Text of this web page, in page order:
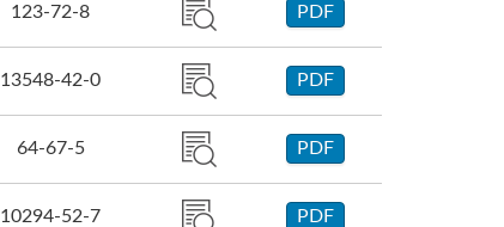
123-72-8 PDF
13548-42-0 PDF
64-67-5 PDF
10294-52-7 PDF